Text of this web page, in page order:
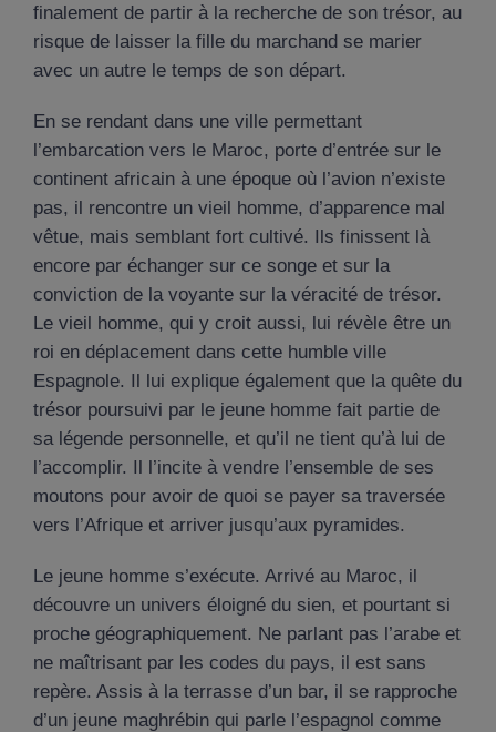
finalement de partir à la recherche de son trésor, au
risque de laisser la fille du marchand se marier
avec un autre le temps de son départ.
En se rendant dans une ville permettant
l’embarcation vers le Maroc, porte d’entrée sur le
continent africain à une époque où l’avion n’existe
pas, il rencontre un vieil homme, d’apparence mal
vêtue, mais semblant fort cultivé. Ils finissent là
encore par échanger sur ce songe et sur la
conviction de la voyante sur la véracité de trésor.
Le vieil homme, qui y croit aussi, lui révèle être un
roi en déplacement dans cette humble ville
Espagnole. Il lui explique également que la quête du
trésor poursuivi par le jeune homme fait partie de
sa légende personnelle, et qu’il ne tient qu’à lui de
l’accomplir. Il l’incite à vendre l’ensemble de ses
moutons pour avoir de quoi se payer sa traversée
vers l’Afrique et arriver jusqu’aux pyramides.
Le jeune homme s’exécute. Arrivé au Maroc, il
découvre un univers éloigné du sien, et pourtant si
proche géographiquement. Ne parlant pas l’arabe et
ne maîtrisant par les codes du pays, il est sans
repère. Assis à la terrasse d’un bar, il se rapproche
d’un jeune maghrébin qui parle l’espagnol comme